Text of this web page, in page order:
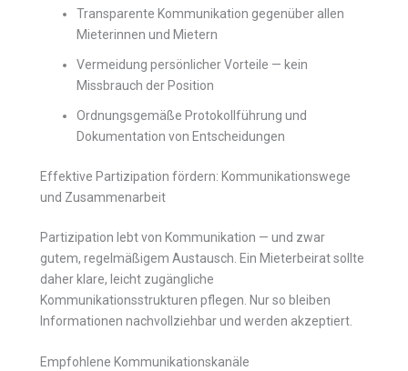
Transparente Kommunikation gegenüber allen
Mieterinnen und Mietern
Vermeidung persönlicher Vorteile — kein
Missbrauch der Position
Ordnungsgemäße Protokollführung und
Dokumentation von Entscheidungen
Effektive Partizipation fördern: Kommunikationswege
und Zusammenarbeit
Partizipation lebt von Kommunikation — und zwar
gutem, regelmäßigem Austausch. Ein Mieterbeirat sollte
daher klare, leicht zugängliche
Kommunikationsstrukturen pflegen. Nur so bleiben
Informationen nachvollziehbar und werden akzeptiert.
Empfohlene Kommunikationskanäle